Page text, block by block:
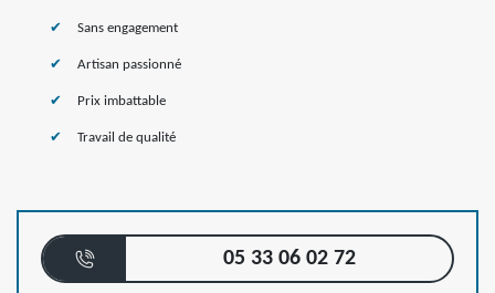
Sans engagement
Artisan passionné
Prix imbattable
Travail de qualité
05 33 06 02 72